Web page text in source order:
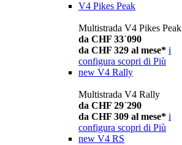
V4 Pikes Peak
Multistrada V4 Pikes Peak
da CHF 33´090
da CHF 329 al mese* i
configura scopri di Più
new V4 Rally
Multistrada V4 Rally
da CHF 29´290
da CHF 309 al mese* i
configura scopri di Più
new V4 RS